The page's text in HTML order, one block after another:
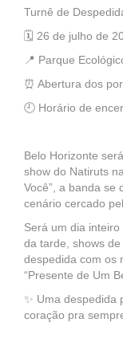
Turnê de
🗓 26 de julho de
📍 Parque
⏰ Abertura dos
🕘 Horário de
Belo Horizonte
show do Natiruts
Você”, a banda se
cenário cercado
Será um dia
da tarde, shows
despedida com os
“Presente de Um
✨ Uma despedida
coração pra